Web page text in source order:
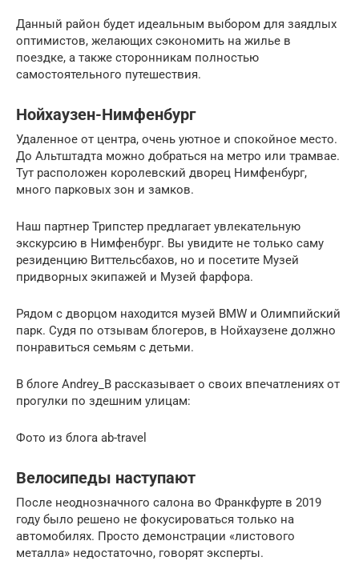
Данный район будет идеальным выбором для заядлых
оптимистов, желающих сэкономить на жилье в
поездке, а также сторонникам полностью
самостоятельного путешествия.
Нойхаузен-Нимфенбург
Удаленное от центра, очень уютное и спокойное место.
До Альтштадта можно добраться на метро или трамвае.
Тут расположен королевский дворец Нимфенбург,
много парковых зон и замков.
Наш партнер Трипстер предлагает увлекательную
экскурсию в Нимфенбург. Вы увидите не только саму
резиденцию Виттельсбахов, но и посетите Музей
придворных экипажей и Музей фарфора.
Рядом с дворцом находится музей BMW и Олимпийский
парк. Судя по отзывам блогеров, в Нойхаузене должно
понравиться семьям с детьми.
В блоге Andrey_B рассказывает о своих впечатлениях от
прогулки по здешним улицам:
Фото из блога ab-travel
Велосипеды наступают
После неоднозначного салона во Франкфурте в 2019
году было решено не фокусироваться только на
автомобилях. Просто демонстрации «листового
металла» недостаточно, говорят эксперты.